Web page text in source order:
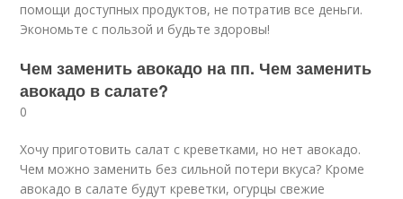
помощи доступных продуктов, не потратив все деньги.
Экономьте с пользой и будьте здоровы!
Чем заменить авокадо на пп. Чем заменить
авокадо в салате?
0
Хочу приготовить салат с креветками, но нет авокадо.
Чем можно заменить без сильной потери вкуса? Кроме
авокадо в салате будут креветки, огурцы свежие